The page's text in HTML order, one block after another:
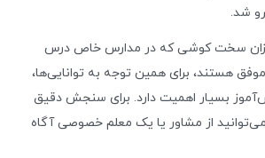
شد.
سخت کوشی که در مدارس خاص درس
هستند، برای همین توجه به توانایی‌ها،
بسیار اهمیت دارد. برای سنجش دقیق
می‌توانید از مشاور یا یک معلم خصوصی آگاه